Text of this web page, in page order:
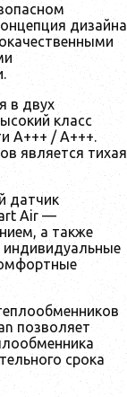
дизайна
в двух
класс
A+++ / A+++.
является тихая
датчик
Air —
а также
позволяет
срока